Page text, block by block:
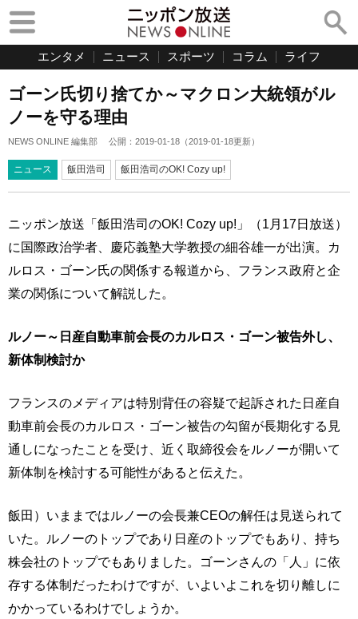
エンタメ ニュース スポーツ コラム ライフ
ゴーン氏切り捨てか～マクロン大統領がル
ノーを守る理由
NEWS ONLINE 編集部 公開： 2019-01-18 （2019-01-18更新）
ニュース 飯田浩司 飯田浩司のOK! Cozy up!
ニッポン放送「飯田浩司のOK! Cozy up!」（1月17日放送）
に国際政治学者、慶応義塾大学教授の細谷雄一が出演。カ
ルロス・ゴーン氏の関係する報道から、フランス政府と企
業の関係について解説した。
ルノー～日産自動車前会長のカルロス・ゴーン被告外し、
新体制検討か
フランスのメディアは特別背任の容疑で起訴された日産自
動車前会長のカルロス・ゴーン被告の勾留が長期化する見
通しになったことを受け、近く取締役会をルノーが開いて
新体制を検討する可能性があると伝えた。
飯田）いままではルノーの会長兼CEOの解任は見送られて
いた。ルノーのトップであり日産のトップでもあり、持ち
株会社のトップでもありました。ゴーンさんの「人」に依
存する体制だったわけですが、いよいよこれを切り離しに
かかっているわけでしょうか。